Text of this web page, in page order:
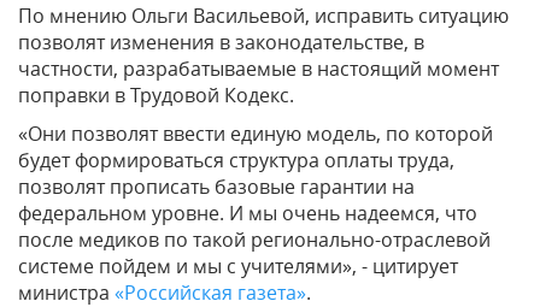
По мнению Ольги Васильевой, исправить ситуацию
позволят изменения в законодательстве, в
частности, разрабатываемые в настоящий момент
поправки в Трудовой Кодекс.
«Они позволят ввести единую модель, по которой
будет формироваться структура оплаты труда,
позволят прописать базовые гарантии на
федеральном уровне. И мы очень надеемся, что
после медиков по такой регионально-отраслевой
системе пойдем и мы с учителями», - цитирует
министра «Российская газета».